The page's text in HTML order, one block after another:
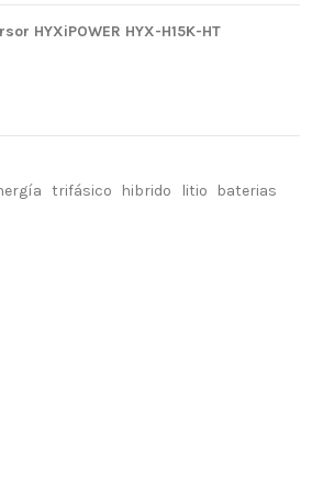
HYXiPOWER HYX-H15K-HT
trifásico hibrido litio
baterias